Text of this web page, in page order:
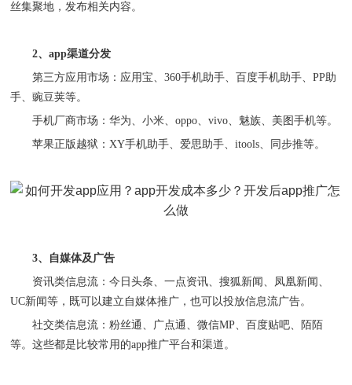
丝集聚地， 发布相关内容。
2、 app渠道分发
第三方应用市场：应用宝、 360手机助手、百度手机助手、PP助
手、豌豆荚等。
手机厂商市场：华为、小米、 oppo、vivo、魅族、美图手机等。
苹果正版越狱： XY手机助手、爱思助手、itools、同步推等。
3、自媒体及广告
资讯类信息流：今日头条、一点资讯、搜狐新闻、凤凰新闻、
UC新闻等，既可以建立自媒体推广，也可以投放信息流广告。
社交类信息流：粉丝通、广点通、微信MP、百度贴吧、陌陌
等。这些都是 比较常用的app推广平台和渠道。